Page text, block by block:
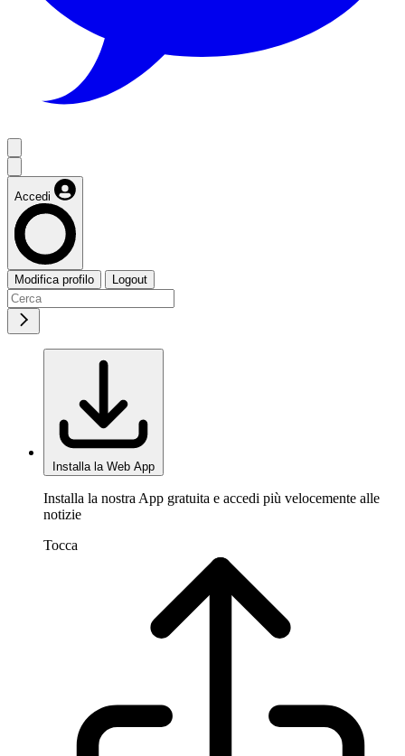
Accedi
Modifica profilo Logout
Installa la Web App
Installa la nostra App gratuita e accedi più velocemente alle
notizie
Tocca